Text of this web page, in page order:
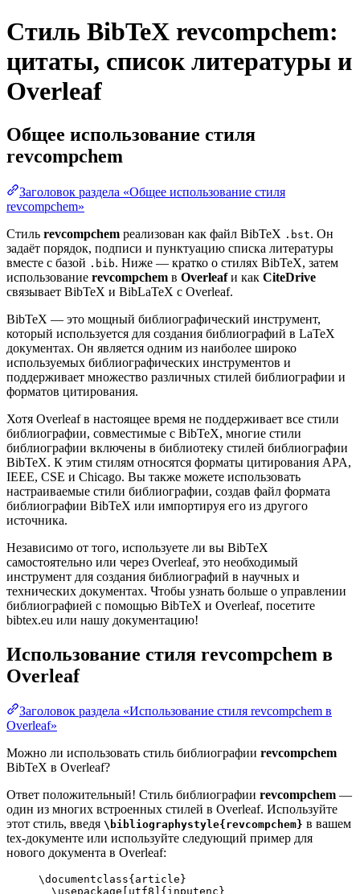
Стиль BibTeX revcompchem:
цитаты, список литературы и
Overleaf
Общее использование стиля
revcompchem
Заголовок раздела «Общее использование стиля
revcompchem»
Стиль revcompchem реализован как файл BibTeX .bst. Он
задаёт порядок, подписи и пунктуацию списка литературы
вместе с базой .bib. Ниже — кратко о стилях BibTeX, затем
использование revcompchem в Overleafи как CiteDrive
связывает BibTeX и BibLaTeX с Overleaf.
BibTeX — это мощный библиографический инструмент,
который используется для создания библиографий в LaTeX
документах. Он является одним из наиболее широко
используемых библиографических инструментов и
поддерживает множество различных стилей библиографии и
форматов цитирования.
Хотя Overleaf в настоящее время не поддерживает все стили
библиографии, совместимые с BibTeX, многие стили
библиографии включены в библиотеку стилей библиографии
BibTeX. К этим стилям относятся форматы цитирования APA,
IEEE, CSE и Chicago. Вы также можете использовать
настраиваемые стили библиографии, создав файл формата
библиографии BibTeX или импортируя его из другого
источника.
Независимо от того, используете ли вы BibTeX
самостоятельно или через Overleaf, это необходимый
инструмент для создания библиографий в научных и
технических документах. Чтобы узнать больше о управлении
библиографией с помощью BibTeX и Overleaf, посетите
bibtex.eu или нашу документацию!
Использование стиля revcompchem в
Overleaf
Заголовок раздела «Использование стиля revcompchem в
Overleaf»
Можно ли использовать стиль библиографии revcompchem
BibTeX в Overleaf?
Ответ положительный! Стиль библиографии revcompchem —
один из многих встроенных стилей в Overleaf. Используйте
этот стиль, введя \bibliographystyle{revcompchem} в вашем
tex-документе или используйте следующий пример для
нового документа в Overleaf:
\documentclass{ article }
\usepackage
utf8 ]{ inputenc }